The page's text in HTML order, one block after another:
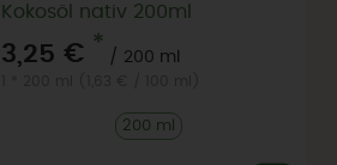
Kokosöl nativ 200ml
3,25 € *
/ 200 ml
200 ml